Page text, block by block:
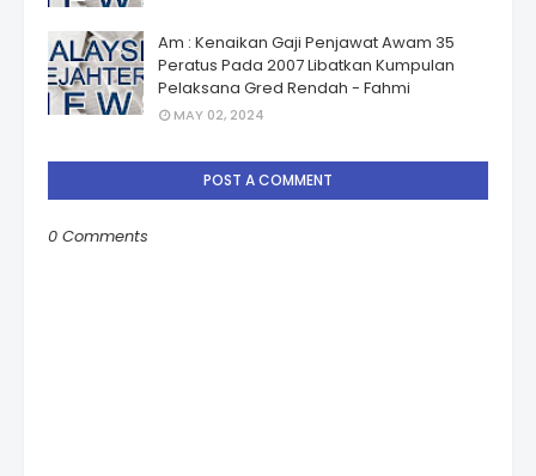
Am : Kenaikan Gaji Penjawat Awam 35
Peratus Pada 2007 Libatkan Kumpulan
Pelaksana Gred Rendah - Fahmi
MAY 02, 2024
POST A COMMENT
0 Comments